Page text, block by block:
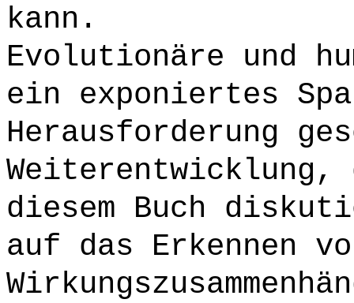
kann.
Evolutionäre und
ein exponiertes
Herausforderung
diesem Buch
auf das Erkennen